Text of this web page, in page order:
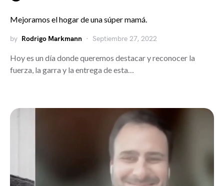
Mejoramos el hogar de una súper mamá.
by Rodrigo Markmann Septiembre 27, 2022
Hoy es un día donde queremos destacar y reconocer la
fuerza, la garra y la entrega de esta…